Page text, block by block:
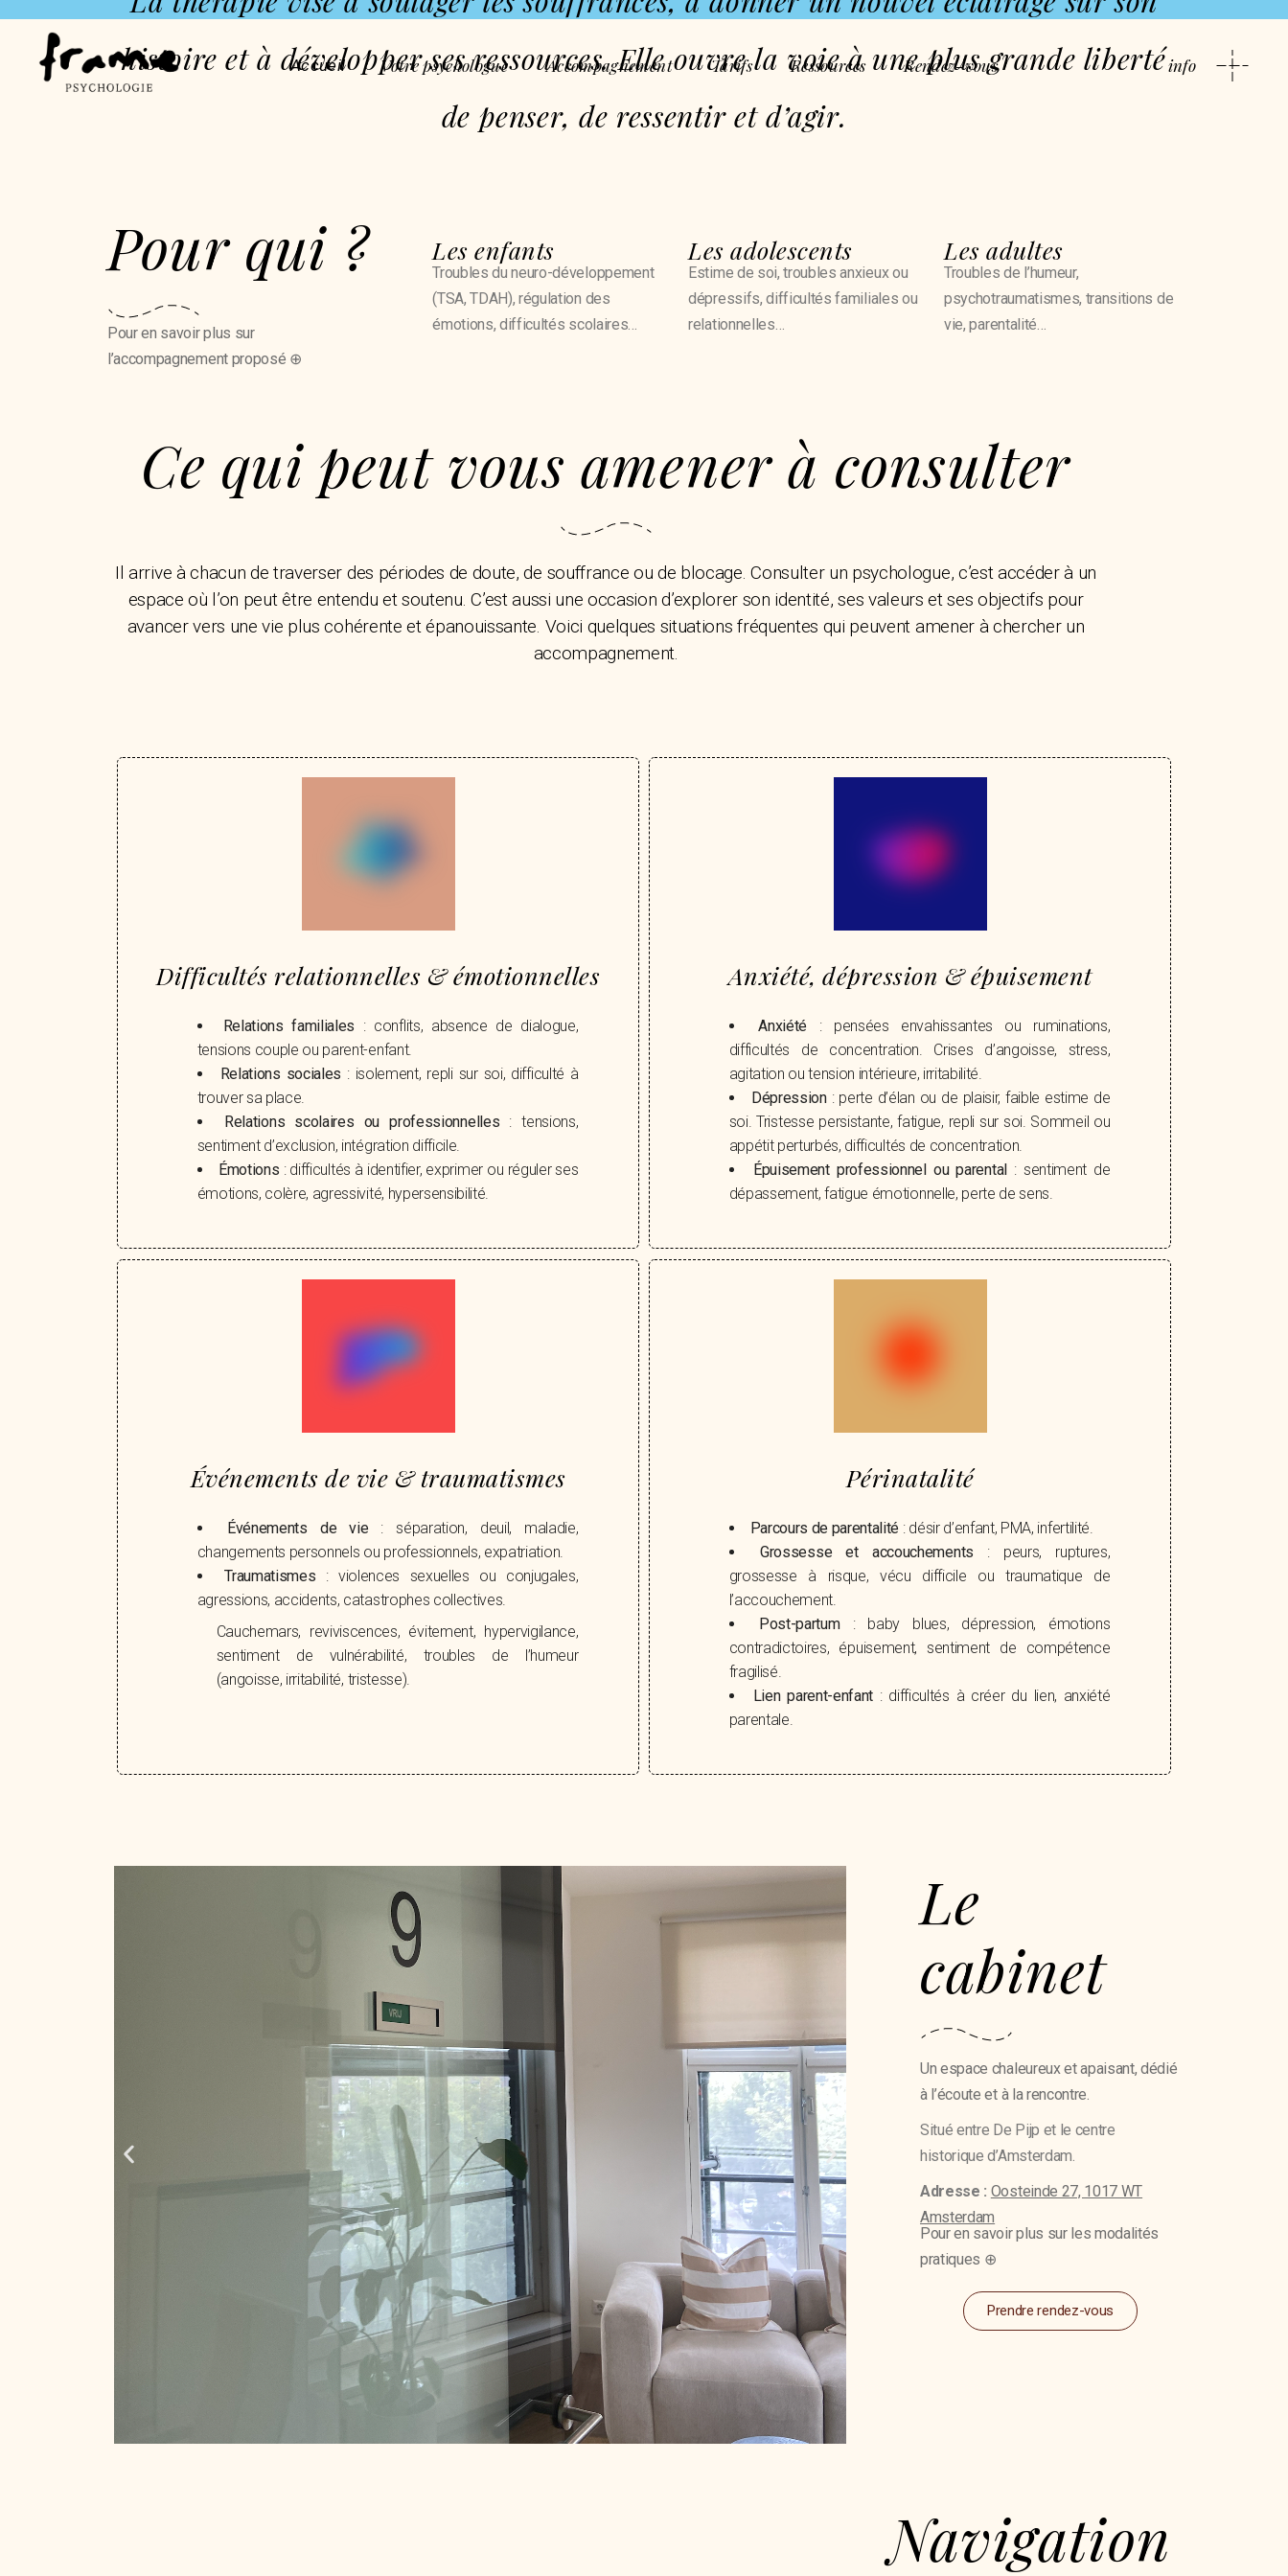
Accueil Votre psychologue Accompagnement Tarifs Ressources Rendez-vous info
histoire et à développer ses ressources. Elle ouvre la voie à une plus grande liberté
de penser, de ressentir et d’agir.
Pour qui ?
Pour en savoir plus sur
l’accompagnement proposé ⊕
Les enfants
Troubles du neuro-développement
(TSA, TDAH), régulation des
émotions, difficultés scolaires…
Les adolescents
Estime de soi, troubles anxieux ou
dépressifs, difficultés familiales ou
relationnelles…
Les adultes
Troubles de l’humeur,
psychotraumatismes, transitions de
vie, parentalité…
Ce qui peut vous amener à consulter
Il arrive à chacun de traverser des périodes de doute, de souffrance ou de blocage. Consulter un psychologue, c’est accéder à un
espace où l’on peut être entendu et soutenu. C’est aussi une occasion d’explorer son identité, ses valeurs et ses objectifs pour
avancer vers une vie plus cohérente et épanouissante. Voici quelques situations fréquentes qui peuvent amener à chercher un
accompagnement.
Difficultés relationnelles & émotionnelles
Relations familiales : conflits, absence de dialogue,
tensions couple ou parent-enfant.
Relations sociales : isolement, repli sur soi, difficulté à
trouver sa place.
Relations scolaires ou professionnelles : tensions,
sentiment d’exclusion, intégration difficile.
Émotions : difficultés à identifier, exprimer ou réguler ses
émotions, colère, agressivité, hypersensibilité.
Anxiété, dépression & épuisement
Anxiété : pensées envahissantes ou ruminations,
difficultés de concentration. Crises d’angoisse, stress,
agitation ou tension intérieure, irritabilité.
Dépression: perte d’élan ou de plaisir, faible estime de
soi. Tristesse persistante, fatigue, repli sur soi. Sommeil ou
appétit perturbés, difficultés de concentration.
Épuisement professionnel ou parental: sentiment de
dépassement, fatigue émotionnelle, perte de sens.
Événements de vie & traumatismes
Événements de vie: séparation, deuil, maladie,
changements personnels ou professionnels, expatriation.
Traumatismes : violences sexuelles ou conjugales,
agressions, accidents, catastrophes collectives.
Cauchemars, reviviscences, évitement, hypervigilance,
sentiment de vulnérabilité, troubles de l’humeur
(angoisse, irritabilité, tristesse).
Périnatalité
Parcours de parentalité : désir d’enfant, PMA, infertilité.
Grossesse et accouchements : peurs, ruptures,
grossesse à risque, vécu difficile ou traumatique de
l’accouchement.
Post-partum: baby blues, dépression, émotions
contradictoires, épuisement, sentiment de compétence
fragilisé.
Lien parent-enfant : difficultés à créer du lien, anxiété
parentale.
Le
cabinet
Un espace chaleureux et apaisant, dédié
à l’écoute et à la rencontre.
Situé entre De Pijp et le centre
historique d’Amsterdam.
Adresse : Oosteinde 27, 1017 WT
Amsterdam
Pour en savoir plus sur les modalités
pratiques ⊕
Prendre rendez-vous
Navigation